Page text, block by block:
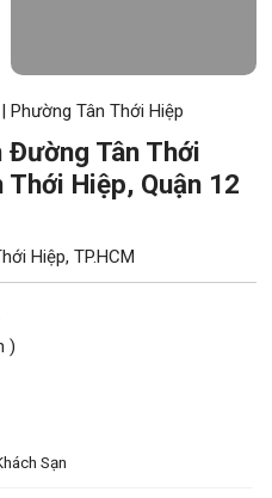
|Phường Tân Thới Hiệp
Đường Tân Thới
Hiệp, Quận 12
Hiệp, TP.HCM
)
Sạn